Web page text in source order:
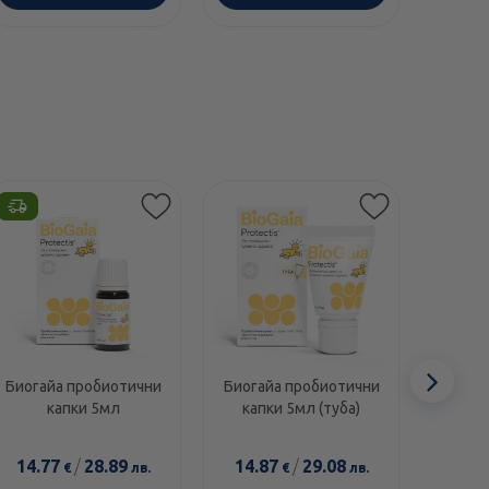
Биогайа пробиотични
капки 5мл
14.77€ / 28.89лв.
Биогайа пробиотични
капки 5мл (туба)
14.87€ / 29.08лв.